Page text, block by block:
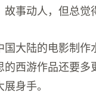
故事动人，但总觉
国大陆的电影制
的西游作品还要
身手。